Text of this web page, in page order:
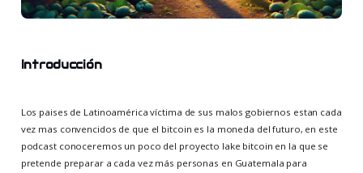
Introducción
Los paises de Latinoamérica víctima de sus malos gobiernos estan cada
vez mas convencidos de que el bitcoin es la moneda del futuro, en este
podcast conoceremos un poco del proyecto lake bitcoin en la que se
pretende preparar a cada vez más personas en Guatemala para